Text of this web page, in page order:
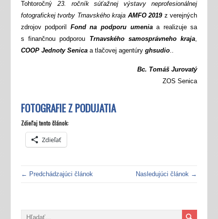
Tohtoročný 23. ročník súťažnej výstavy neprofesionálnej
fotografickej tvorby Trnavského kraja AMFO 2019z verejných
zdrojov podporil Fond na podporu umeniaa realizuje sa
s finančnou podporou Trnavského samosprávneho kraja,
COOP Jednoty Senicaa tlačovej agentúry ghsudio..
Bc. Tomáš Jurovatý
ZOS Senica
FOTOGRAFIE Z PODUJATIA
Zdieľaj tento článok:
Zdieľať
← Predchádzajúci článok Nasledujúci článok →